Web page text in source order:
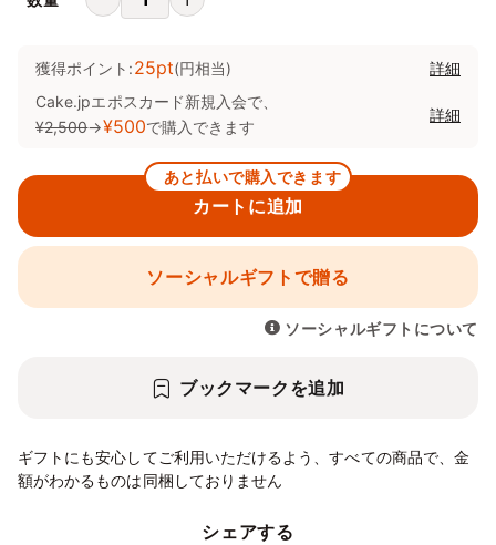
獲得ポイント:25pt(円相当)
詳細
Cake.jpエポスカード新規入会で、
¥2,500→¥500で購入できます
詳細
カートに追加
あと払いで購入できます
ソーシャルギフトで贈る
ソーシャルギフトについて
ブックマークを追加
ギフトにも安心してご利用いただけるよう、すべての商品で、金
額がわかるものは同梱しておりません
シェアする